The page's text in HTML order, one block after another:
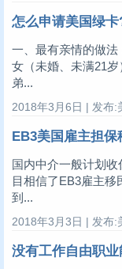
怎么申请美国绿卡
一、最有亲情的做
女（未婚、未满21
弟...
2018年3月6日 | 发布:
EB3美国雇主担
国内中介一般计划
目相信了EB3雇主
到...
2018年3月3日 | 发布:
没有工作自由职